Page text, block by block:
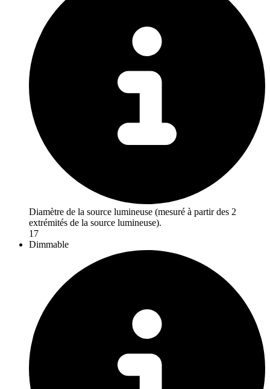
Diamètre de la source lumineuse (mesuré à partir des 2
extrémités de la source lumineuse).
17
Dimmable